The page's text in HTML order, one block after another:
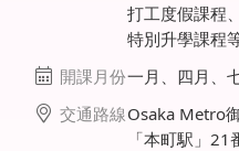
打工度假課程
特別升學課程
開課月份一月、四月、
交通路線Osaka Metro
「本町駅」